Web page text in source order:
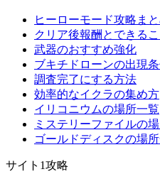
ヒーローモード攻略ま
クリア後報酬とできるこ
武器のおすすめ強化
ブキチドローンの出現
調査完了にする方法
効率的なイクラの集め方
イリコニウムの場所一覧
ミステリーファイルの
ゴールドディスクの場
サイト1攻略